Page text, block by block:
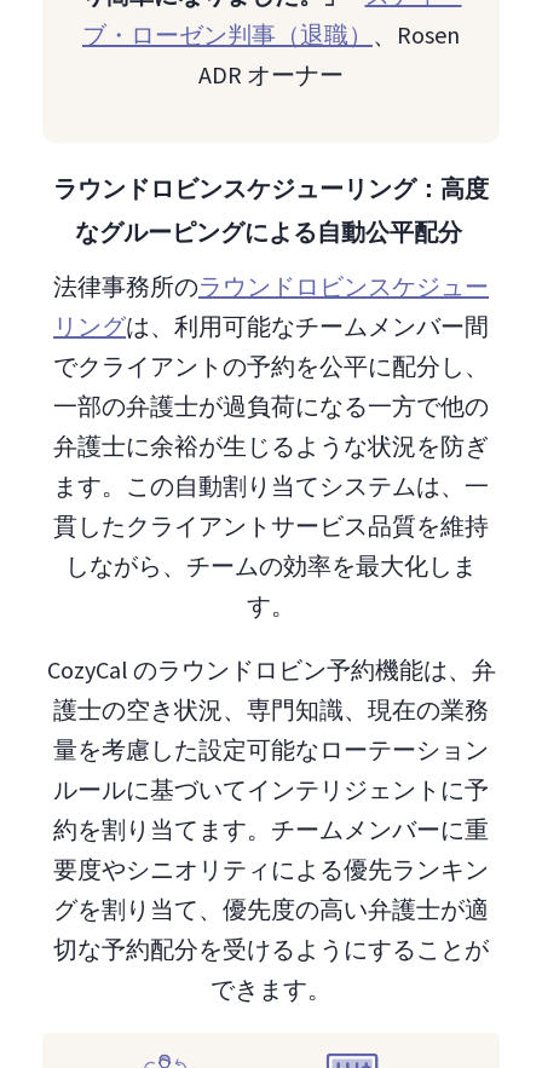
ブ・ローゼン判事（退職） 、Rosen
ADR オーナー
ラウンドロビンスケジューリング：高度
なグルーピングによる自動公平配分
法律事務所のラウンドロビンスケジュー
リングは、利用可能なチームメンバー間
でクライアントの予約を公平に配分し、
一部の弁護士が過負荷になる一方で他の
弁護士に余裕が生じるような状況を防ぎ
ます。この自動割り当てシステムは、一
貫したクライアントサービス品質を維持
しながら、チームの効率を最大化しま
す。
CozyCal のラウンドロビン予約機能は、弁
護士の空き状況、専門知識、現在の業務
量を考慮した設定可能なローテーション
ルールに基づいてインテリジェントに予
約を割り当てます。チームメンバーに重
要度やシニオリティによる優先ランキン
グを割り当て、優先度の高い弁護士が適
切な予約配分を受けるようにすることが
できます。